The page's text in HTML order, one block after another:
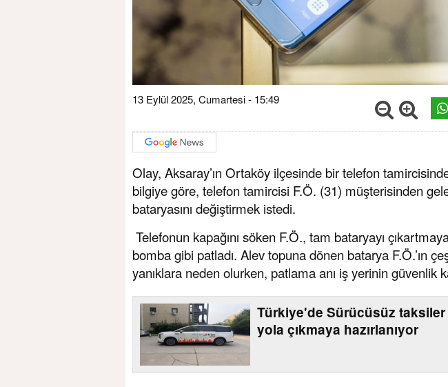
13 Eylül 2025, Cumartesi - 15:49
Olay, Aksaray’ın Ortaköy ilçesinde bir telefon
bilgiye göre, telefon tamircisi F.Ö. (31) müşterisinden
bataryasını değiştirmek istedi.
Telefonun kapağını söken F.Ö., tam bataryayı
bomba gibi patladı. Alev topuna dönen batarya F.Ö.’ın
yanıklara neden olurken, patlama anı iş yerinin güvenlik
Türkiye'de Sürücüsüz taksiler
yola çıkmaya hazırlanıyor